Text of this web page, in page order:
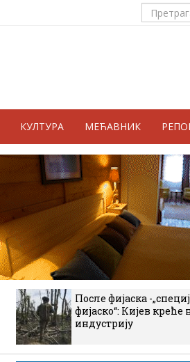
КУЛТУРА МЕЋАВНИК
После фијаска -
фијаско“: Кијев креће
индустрију